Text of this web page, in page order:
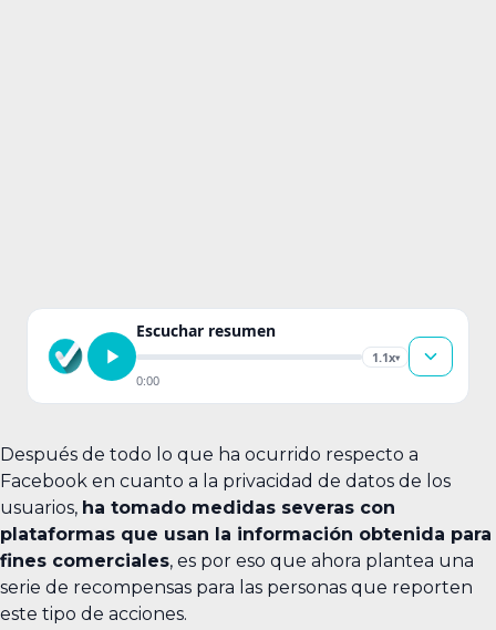
Escuchar resumen
1.1x▾
0:00
Después de todo lo que ha ocurrido respecto a
Facebook en cuanto a la privacidad de datos de los
usuarios, ha tomado medidas severas con
plataformas que usan la información obtenida para
fines comerciales, es por eso que ahora plantea una
serie de recompensas para las personas que reporten
este tipo de acciones.